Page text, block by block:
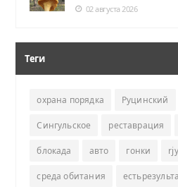
02 августа 2026
Теги
охрана порядка Руцинский
Сингульское реставрация
блокада авто гонки
среда обитания